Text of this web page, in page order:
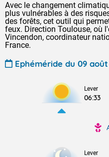
Avec le changement
plus vulnérables à des
des forêts, cet outil qui
feux. Direction Toulouse, où
Vincendon, coordinateur
France.
Ephéméride du 09
Lever
06:33
Lever